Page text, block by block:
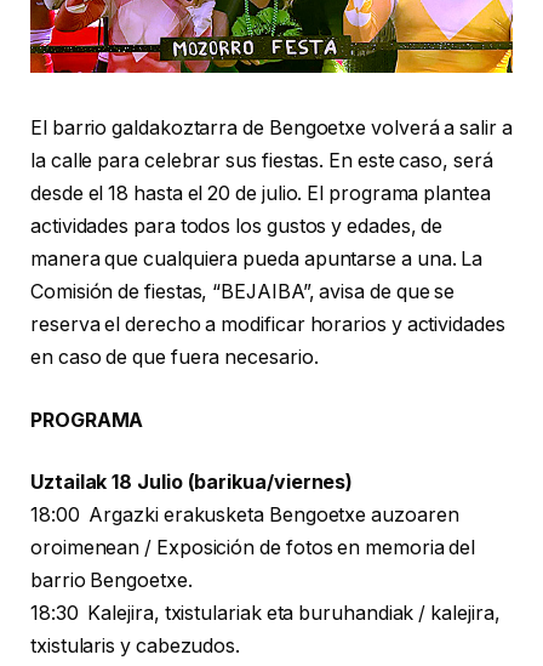
El barrio galdakoztarra de Bengoetxe volverá a salir a
la calle para celebrar sus fiestas. En este caso, será
desde el 18 hasta el 20 de julio. El programa plantea
actividades para todos los gustos y edades, de
manera que cualquiera pueda apuntarse a una. La
Comisión de fiestas, “BEJAIBA”, avisa de que se
reserva el derecho a modificar horarios y actividades
en caso de que fuera necesario.
PROGRAMA
Uztailak 18 Julio (barikua/viernes)
18:00 Argazki erakusketa Bengoetxe auzoaren
oroimenean / Exposición de fotos en memoria del
barrio Bengoetxe.
18:30 Kalejira, txistulariak eta buruhandiak / kalejira,
txistularis y cabezudos.